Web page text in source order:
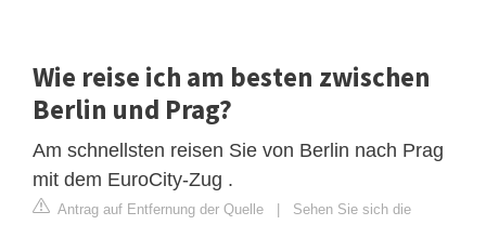
Wie reise ich am besten zwischen
Berlin und Prag?
Am schnellsten reisen Sie von Berlin nach Prag
mit dem EuroCity-Zug .
Antrag auf Entfernung der Quelle
Sehen Sie sich die